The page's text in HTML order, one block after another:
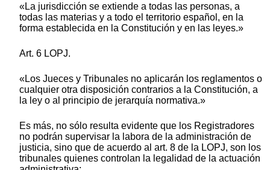
«La jurisdicción se extiende a todas las personas, a
todas las materias y a todo el territorio español, en la
forma establecida en la Constitución y en las leyes.»
Art. 6 LOPJ.
«Los Jueces y Tribunales no aplicarán los reglamentos o
cualquier otra disposición contrarios a la Constitución, a
la ley o al principio de jerarquía normativa.»
Es más, no sólo resulta evidente que los Registradores
no podrán supervisar la labora de la administración de
justicia, sino que de acuerdo al art. 8 de la LOPJ, son los
tribunales quienes controlan la legalidad de la actuación